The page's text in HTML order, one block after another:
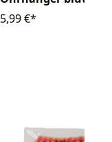
5,99 €*